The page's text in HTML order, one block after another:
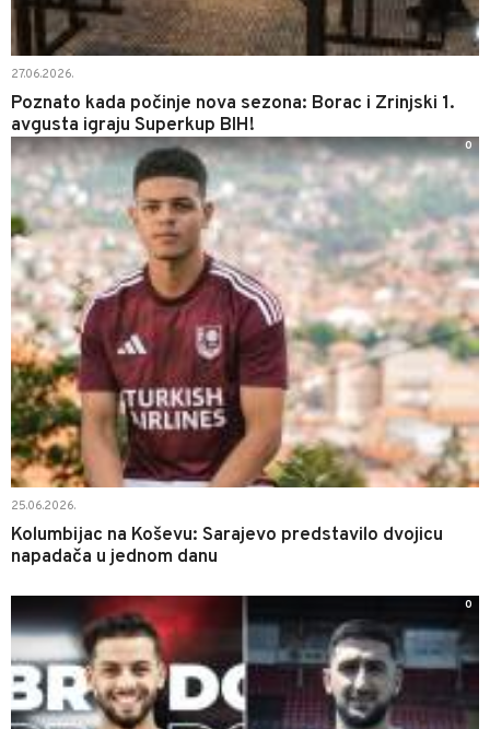
27.06.2026.
Poznato kada počinje nova sezona: Borac i Zrinjski 1.
avgusta igraju Superkup BIH!
25.06.2026.
Kolumbijac na Koševu: Sarajevo predstavilo dvojicu
napadača u jednom danu
0
0